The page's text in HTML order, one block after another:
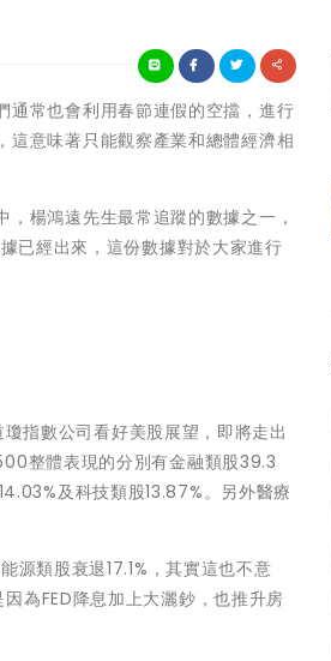
通常也會利用春節連假的空擋，進行
這意味著只能觀察產業和總體經濟相
楊鴻遠先生最常追蹤的數據之一，
已經出來，這份數據對於大家進行
指數公司看好美股展望，即將走出
整體表現的分別有金融類股39.3
及科技類股13.87%。另外醫療
源類股衰退17.1%，其實這也不意
為FED降息加上大灑鈔，也推升房